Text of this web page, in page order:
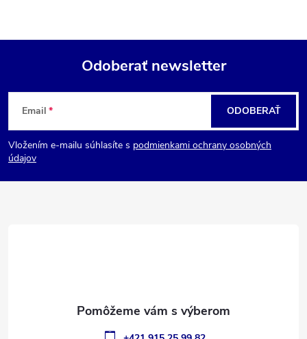
Z
á
p
Odoberať newsletter
Email
Vložením e-mailu súhlasíte s podmienkami ochrany osobných
údajov
ODOBERAŤ